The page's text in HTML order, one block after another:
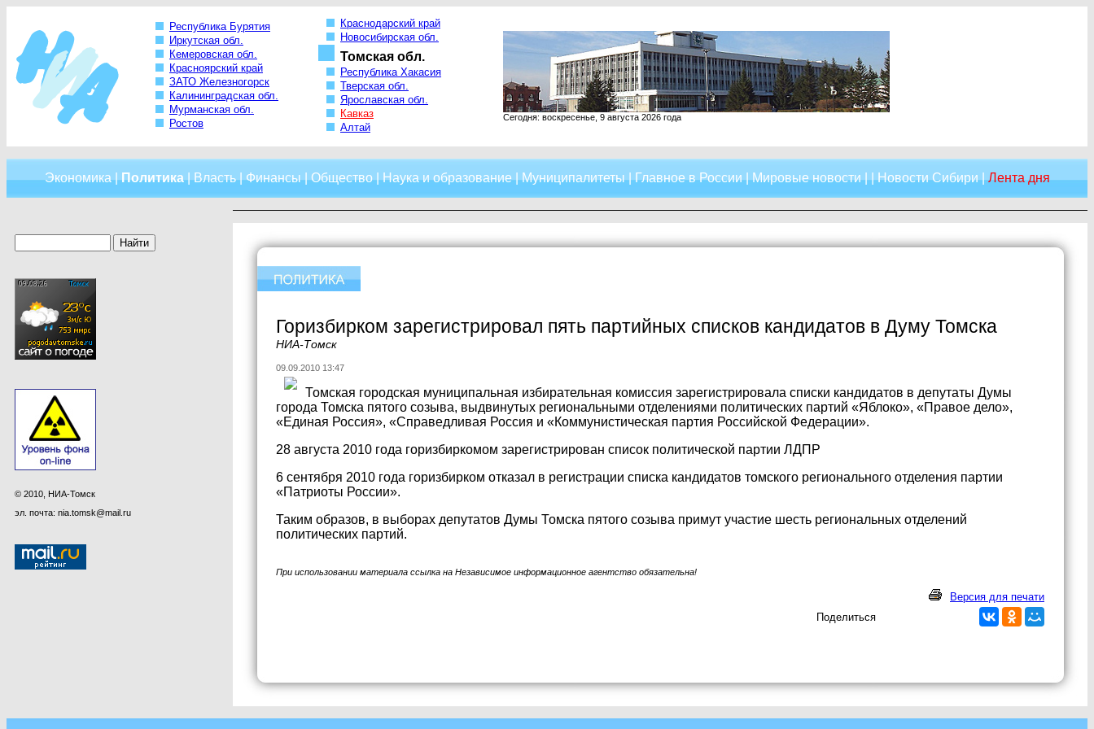
Республика Бурятия
Иркутская обл.
Кемеровская обл.
Красноярский край
ЗАТО Железногорск
Калининградская обл.
Мурманская обл.
Ростов
Краснодарский край
Новосибирская обл.
Томская обл.
Республика Хакасия
Тверская обл.
Ярославская обл.
Кавказ
Алтай
Сегодня: воскресенье, 9 августа 2026 года
Экономика|Политика|Власть|Финансы|Общество|Наука и образование|Муниципалитеты|Главное в России|Мировые новости| |Новости Сибири|Лента дня
© 2010, НИА-Томск
эл. почта: nia.tomsk@mail.ru
Горизбирком зарегистрировал пять партийных списков кандидатов в Думу Томска
НИА-Томск
09.09.2010 13:47
Томская городская муниципальная избирательная комиссия зарегистрировала списки кандидатов в депутаты Думы
города Томска пятого созыва, выдвинутых региональными отделениями политических партий «Яблоко», «Правое дело»,
«Единая Россия», «Справедливая Россия и «Коммунистическая партия Российской Федерации».
28 августа 2010 года горизбиркомом зарегистрирован список политической партии ЛДПР
6 сентября 2010 года горизбирком отказал в регистрации списка кандидатов томского регионального отделения партии
«Патриоты России».
Таким образов, в выборах депутатов Думы Томска пятого созыва примут участие шесть региональных отделений
политических партий.
При использовании материала ссылка на Независимое информационное агентство обязательна!
Версия для печати
Поделиться